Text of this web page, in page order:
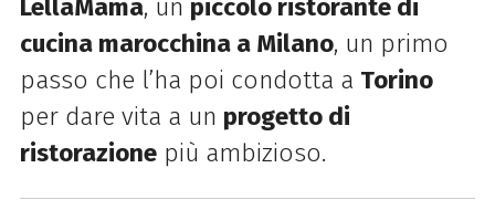
LellaMama, un piccolo ristorante di
cucina marocchina a Milano, un primo
passo che l’ha poi condotta a Torino
per dare vita a un progetto di
ristorazionepiù ambizioso.